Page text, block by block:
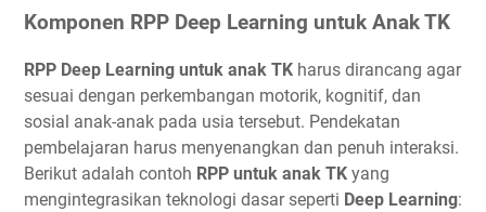
Komponen RPP Deep Learning untuk Anak TK
RPP Deep Learning untuk anak TK harus dirancang agar
sesuai dengan perkembangan motorik, kognitif, dan
sosial anak-anak pada usia tersebut. Pendekatan
pembelajaran harus menyenangkan dan penuh interaksi.
Berikut adalah contoh RPP untuk anak TK yang
mengintegrasikan teknologi dasar seperti Deep Learning: